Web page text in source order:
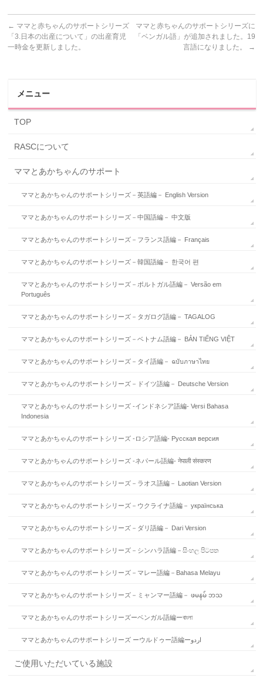
← ママと赤ちゃんのサポートシリーズ
「3.日本の出産について」の出産育児
一時金を更新しました。
ママと赤ちゃんのサポートシリーズに
「ベンガル語」が追加されました。19
言語になりました。
→
メニュー
TOP
RASCについて
ママとあかちゃんのサポート
ママとあかちゃんのサポートシリーズ－英語編－ English Version
ママとあかちゃんのサポートシリーズ－中国語編－ 中文版
ママとあかちゃんのサポートシリーズ－フランス語編－ Français
ママとあかちゃんのサポートシリーズ－韓国語編－ 한국어 편
ママとあかちゃんのサポートシリーズ－ポルトガル語編－ Versão em
Português
ママとあかちゃんのサポートシリーズ－タガログ語編－ TAGALOG
ママとあかちゃんのサポートシリーズ－ベトナム語編－ BẢN TIẾNG VIỆT
ママとあかちゃんのサポートシリーズ－タイ語編－ ฉบับภาษาไทย
ママとあかちゃんのサポートシリーズ－ドイツ語編－ Deutsche Version
ママとあかちゃんのサポートシリーズ -インドネシア語編- Versi Bahasa
Indonesia
ママとあかちゃんのサポートシリーズ -ロシア語編- Русская версия
ママとあかちゃんのサポートシリーズ -ネパール語編- नेपाली संस्करण
ママとあかちゃんのサポートシリーズ－ラオス語編－ Laotian Version
ママとあかちゃんのサポートシリーズ－ウクライナ語編－ українська
ママとあかちゃんのサポートシリーズ－ダリ語編－ Dari Version
ママとあかちゃんのサポートシリーズ－シンハラ語編－සිංහල පිටපත
ママとあかちゃんのサポートシリーズ－マレー語編－Bahasa Melayu
ママとあかちゃんのサポートシリーズ－ミャンマー語編－ ဖမနမ် ဘသ
ママとあかちゃんのサポートシリーズーベンガル語編ーবাংলা
ママとあかちゃんのサポートシリーズ ーウルドゥー語編ーاردو
ご使用いただいている施設